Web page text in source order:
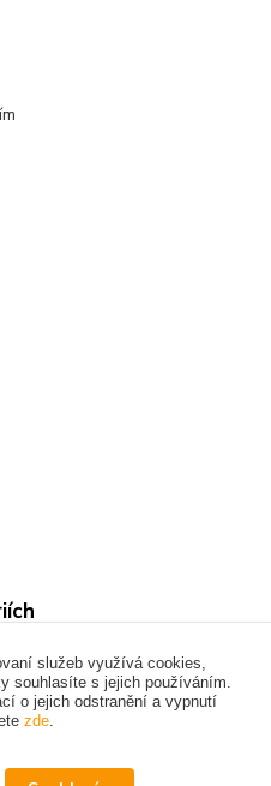
cookies.
služeb využívá cookies,
souhlasíte s jejich používáním.
o jejich odstranění a vypnutí
zde.